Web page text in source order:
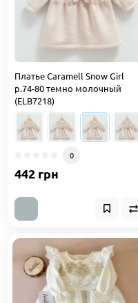
Платье Caramell Snow Girl
р.74-80 темно молочный
(ELB7218)
0
442 грн